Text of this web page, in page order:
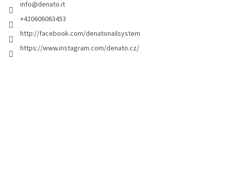
info@denato.it
+420606063453
http://facebook.com/denatonailsystem
https://www.instagram.com/denato.cz/